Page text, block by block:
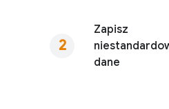
Zapisz
dane